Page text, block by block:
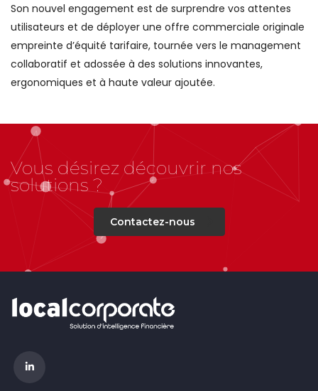
Son nouvel engagement est de surprendre vos attentes
utilisateurs et de déployer une offre commerciale originale
empreinte d’équité tarifaire, tournée vers le management
collaboratif et adossée à des solutions innovantes,
ergonomiques et à haute valeur ajoutée.
Vous désirez découvrir nos
solutions ?
Contactez-nous